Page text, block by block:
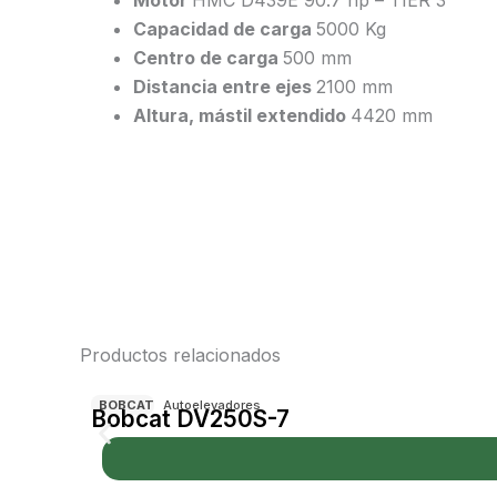
Capacidad de carga 5000 Kg
Centro de carga 500 mm
Distancia entre ejes 2100 mm
Altura, mástil extendido 4420 mm
Productos relacionados
BOBCAT Autoelevadores
Bobcat DV250S-7